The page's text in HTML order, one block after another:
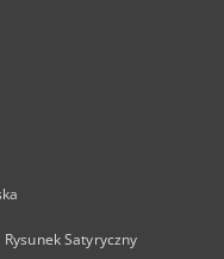
Satyryczny